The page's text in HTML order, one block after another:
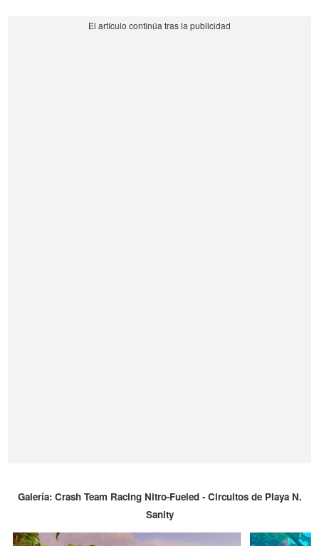
Galería: Crash Team Racing Nitro-Fueled - Circuitos de Playa N.
Sanity